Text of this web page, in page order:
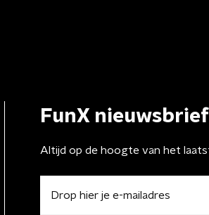
FunX nieuwsbrief
Altijd op de hoogte van het